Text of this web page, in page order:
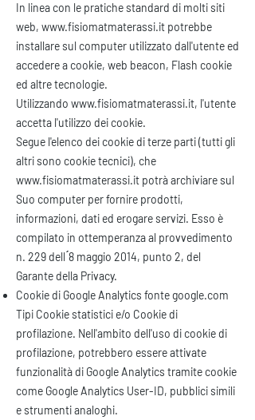
In linea con le pratiche standard di molti siti
web, www.fisiomatmaterassi.it potrebbe
installare sul computer utilizzato dall'utente ed
accedere a cookie, web beacon, Flash cookie
ed altre tecnologie.
Utilizzando www.fisiomatmaterassi.it, l'utente
accetta l'utilizzo dei cookie.
Segue l'elenco dei cookie di terze parti (tutti gli
altri sono cookie tecnici), che
www.fisiomatmaterassi.it potrà archiviare sul
Suo computer per fornire prodotti,
informazioni, dati ed erogare servizi. Esso è
compilato in ottemperanza al provvedimento
n. 229 dell ́8 maggio 2014, punto 2, del
Garante della Privacy.
Cookie di Google Analytics fonte google.com
Tipi Cookie statistici e/o Cookie di
profilazione. Nell'ambito dell'uso di cookie di
profilazione, potrebbero essere attivate
funzionalità di Google Analytics tramite cookie
come Google Analytics User-ID, pubblici simili
e strumenti analoghi.